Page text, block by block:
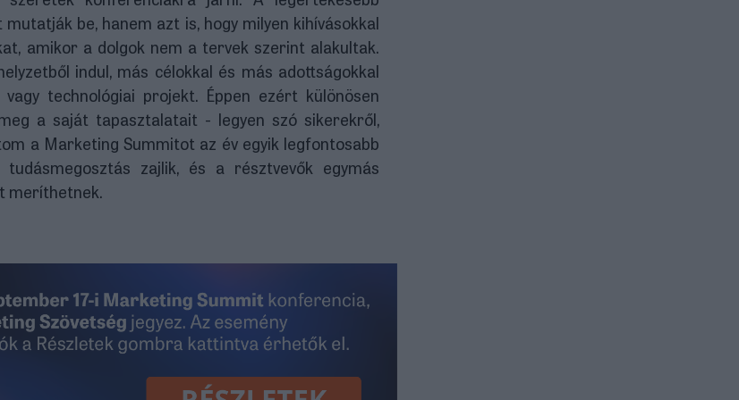
be, hanem azt is, hogy milyen kihívásokkal
amikor a dolgok nem a tervek szerint alakultak.
indul, más célokkal és más adottságokkal
technológiai projekt. Éppen ezért különösen
a saját tapasztalatait - legyen szó sikerekről,
a Marketing Summitot az év egyik legfontosabb
zajlik, és a résztvevők egymás
meríthetnek.